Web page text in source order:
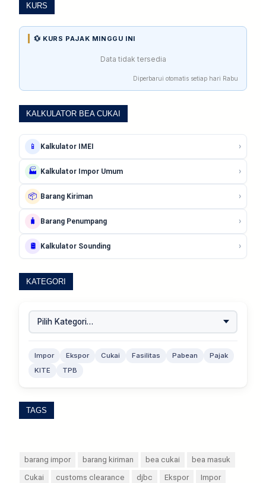
KURS
💱 KURS PAJAK MINGGU INI
Data tidak tersedia
Diperbarui otomatis setiap hari Rabu
KALKULATOR BEA CUKAI
📱 Kalkulator IMEI ›
🏭 Kalkulator Impor Umum ›
📦 Barang Kiriman ›
🧳 Barang Penumpang ›
🛢️ Kalkulator Sounding ›
KATEGORI
Impor Ekspor Cukai Fasilitas Pabean
Pajak
KITE
TPB
TAGS
barang impor barang kiriman bea cukai
bea masuk
Cukai
customs clearance djbc Ekspor
Impor